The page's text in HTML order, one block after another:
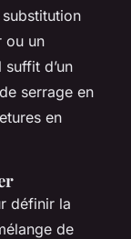
ou un
suffit d’un
serrage en
en
définir la
de